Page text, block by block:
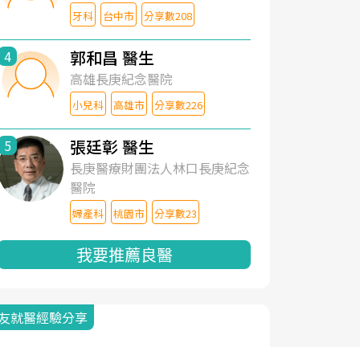
牙科 台中市 分享數208
4 郭和昌 醫生
高雄長庚紀念醫院
小兒科 高雄市 分享數226
5 張廷彰 醫生
長庚醫療財團法人林口長庚紀念
醫院
婦產科 桃園市 分享數23
我要推薦良醫
就醫經驗分享